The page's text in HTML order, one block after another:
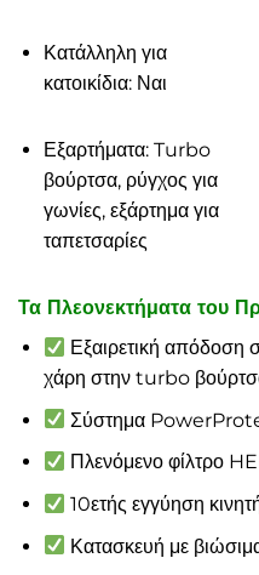
Κατάλληλη για
κατοικίδια: Ναι
Εξαρτήματα: Turbo
βούρτσα, ρύγχος για
γωνίες, εξάρτημα για
ταπετσαρίες
Τα Πλεονεκτήματα του
Εξαιρετική απόδοση
χάρη στην turbo
Σύστημα
Πλενόμενο φίλτρο
10ετής εγγύηση
Κατασκευή με